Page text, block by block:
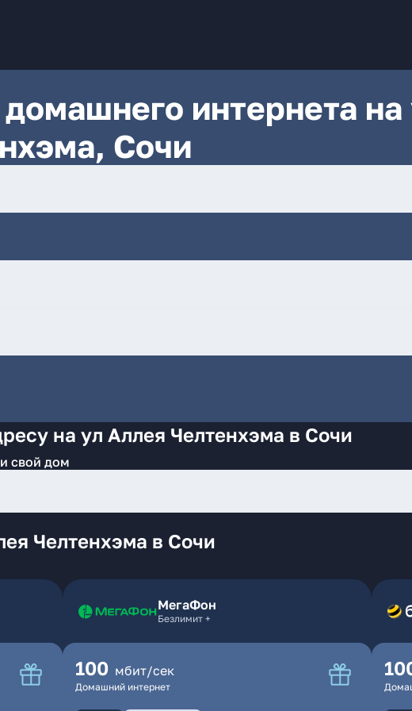
интернета на
Сочи
на ул Аллея Челтенхэма в Сочи
свой дом
Челтенхэма в Сочи
МегаФон
Безлимит +
100 мбит/сек
Домашний интернет